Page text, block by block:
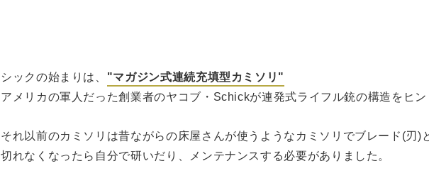
シックの始まりは、 "マガジン式連続充填型カミソリ"
アメリカの軍人だった創業者のヤコブ・Schickが連発式ライフル銃の構造をヒン
それ以前のカミソリは昔ながらの床屋さんが使うようなカミソリでブレード(刃)
切れなくなったら自分で研いだり、メンテナンスする必要がありました。